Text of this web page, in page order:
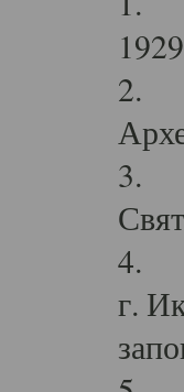
2.
3.
4.
г.